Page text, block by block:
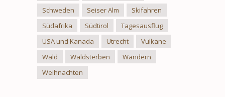
Schweden
Seiser Alm
Skifahren
Südafrika
Südtirol
Tagesausflug
USA und Kanada
Utrecht
Vulkane
Wald
Waldsterben
Wandern
Weihnachten